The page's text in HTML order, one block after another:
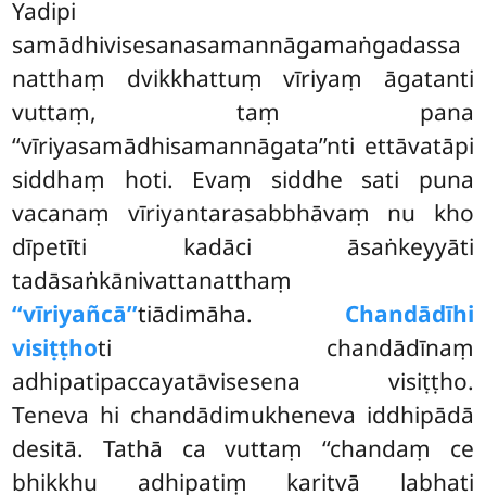
Yadipi
samādhivisesanasamannāgamaṅgadassa
natthaṃ dvikkhattuṃ vīriyaṃ āgatanti
vuttaṃ, taṃ pana
‘‘vīriyasamādhisamannāgata’’nti ettāvatāpi
siddhaṃ hoti. Evaṃ siddhe sati puna
vacanaṃ vīriyantarasabbhāvaṃ nu kho
dīpetīti kadāci āsaṅkeyyāti
tadāsaṅkānivattanatthaṃ
‘‘vīriyañcā’’tiādimāha. Chandādīhi
visiṭṭhoti chandādīnaṃ
adhipatipaccayatāvisesena visiṭṭho.
Teneva hi chandādimukheneva iddhipādā
desitā. Tathā ca vuttaṃ ‘‘chandaṃ ce
bhikkhu adhipatiṃ karitvā labhati